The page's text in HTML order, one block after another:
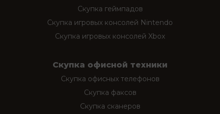
Скупка геймпадов
Скупка игровых консолей Nintendo
Скупка игровых консолей Xbox
Скупка офисной техники
Скупка офисных телефонов
Скупка факсов
Скупка сканеров